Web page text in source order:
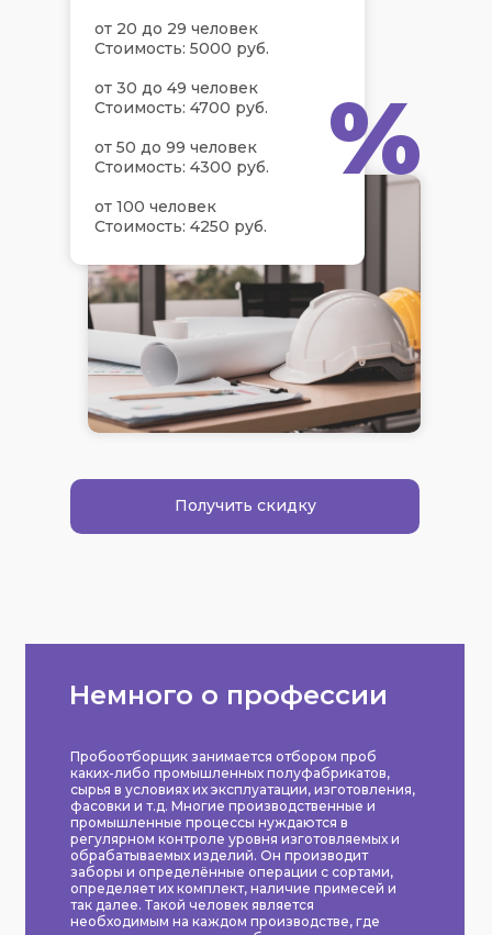
от 20 до 29 человек
Стоимость: 5000 руб.
от 30 до 49 человек
Стоимость: 4700 руб.
от 50 до 99 человек
Стоимость: 4300 руб.
от 100 человек
Стоимость: 4250 руб.
Получить скидку
%
Немного о профессии
Пробоотборщик занимается отбором проб
каких-либо промышленных полуфабрикатов,
сырья в условиях их эксплуатации, изготовления,
фасовки и т.д. Многие производственные и
промышленные процессы нуждаются в
регулярном контроле уровня изготовляемых и
обрабатываемых изделий. Он производит
заборы и определённые операции с сортами,
определяет их комплект, наличие примесей и
так далее. Такой человек является
необходимым на каждом производстве, где